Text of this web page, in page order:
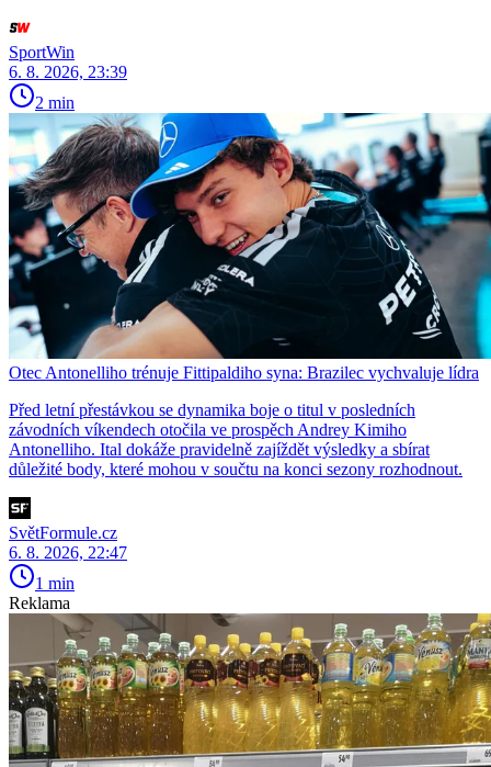
SportWin
6. 8. 2026, 23:39
2 min
Otec Antonelliho trénuje Fittipaldiho syna: Brazilec vychvaluje lídra
Před letní přestávkou se dynamika boje o titul v posledních
závodních víkendech otočila ve prospěch Andrey Kimiho
Antonelliho. Ital dokáže pravidelně zajíždět výsledky a sbírat
důležité body, které mohou v součtu na konci sezony rozhodnout.
SvětFormule.cz
6. 8. 2026, 22:47
1 min
Reklama